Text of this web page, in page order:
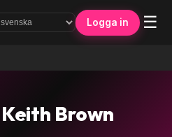
Logga in ☰
Keith Brown